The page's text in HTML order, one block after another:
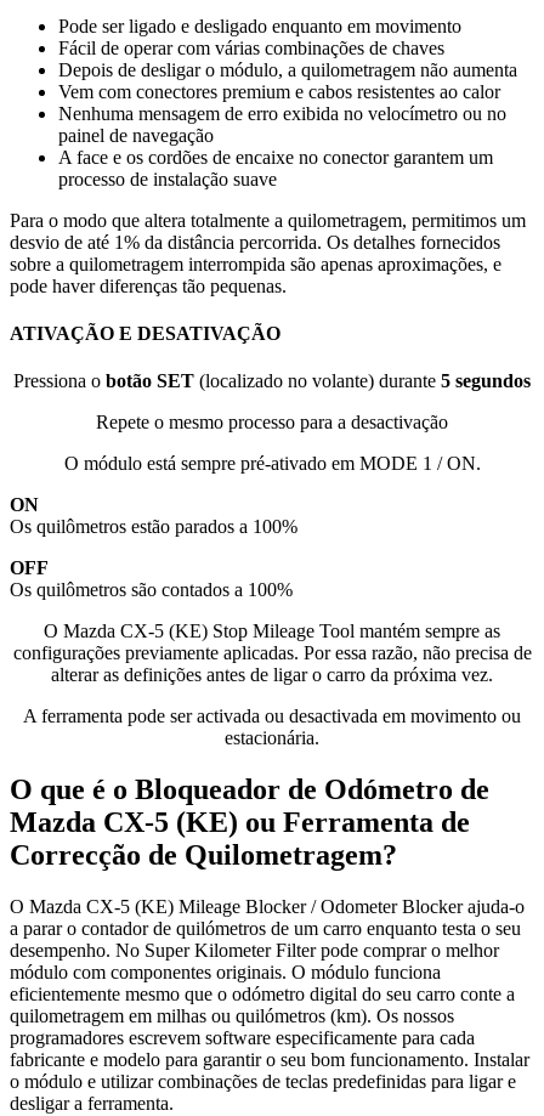
Pode ser ligado e desligado enquanto em movimento
Fácil de operar com várias combinações de chaves
Depois de desligar o módulo, a quilometragem não aumenta
Vem com conectores premium e cabos resistentes ao calor
Nenhuma mensagem de erro exibida no velocímetro ou no
painel de navegação
A face e os cordões de encaixe no conector garantem um
processo de instalação suave
Para o modo que altera totalmente a quilometragem, permitimos um
desvio de até 1% da distância percorrida. Os detalhes fornecidos
sobre a quilometragem interrompida são apenas aproximações, e
pode haver diferenças tão pequenas.
ATIVAÇÃO E DESATIVAÇÃO
Pressiona o botão SET (localizado no volante) durante 5 segundos
Repete o mesmo processo para a desactivação
O módulo está sempre pré-ativado em MODE 1 / ON.
ON
Os quilômetros estão parados a 100%
OFF
Os quilômetros são contados a 100%
O Mazda CX-5 (KE) Stop Mileage Tool mantém sempre as
configurações previamente aplicadas. Por essa razão, não precisa de
alterar as definições antes de ligar o carro da próxima vez.
A ferramenta pode ser activada ou desactivada em movimento ou
estacionária.
O que é o Bloqueador de Odómetro de
Mazda CX-5 (KE) ou Ferramenta de
Correcção de Quilometragem?
O Mazda CX-5 (KE) Mileage Blocker / Odometer Blocker ajuda-o
a parar o contador de quilómetros de um carro enquanto testa o seu
desempenho. No Super Kilometer Filter pode comprar o melhor
módulo com componentes originais. O módulo funciona
eficientemente mesmo que o odómetro digital do seu carro conte a
quilometragem em milhas ou quilómetros (km). Os nossos
programadores escrevem software especificamente para cada
fabricante e modelo para garantir o seu bom funcionamento. Instalar
o módulo e utilizar combinações de teclas predefinidas para ligar e
desligar a ferramenta.